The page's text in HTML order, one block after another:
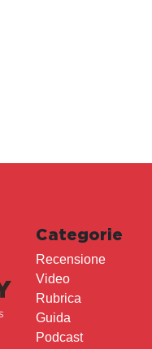
Categorie
Recensione
Video
Rubrica
Guida
Podcast